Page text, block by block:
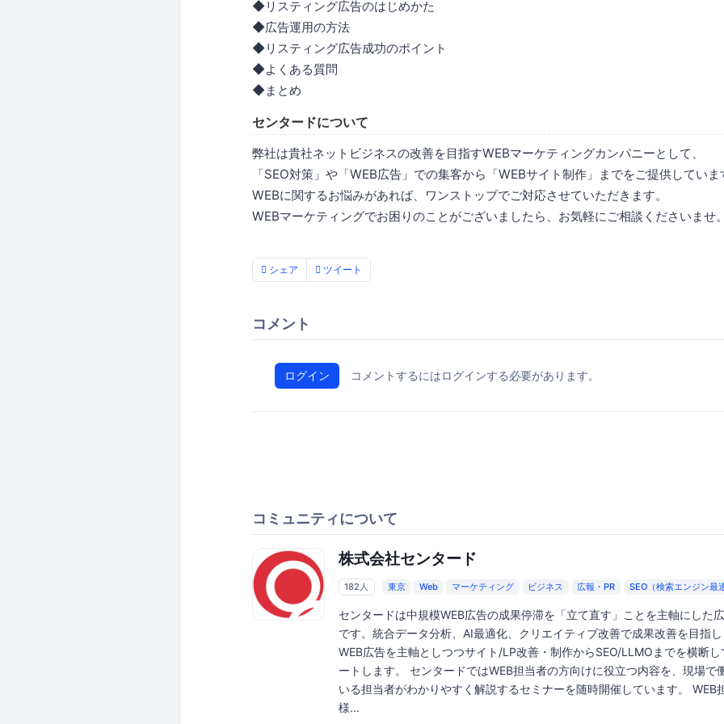
◆リスティング広告のはじめかた
◆広告運用の方法
◆リスティング広告成功のポイント
◆よくある質問
◆まとめ
センタードについて
弊社は貴社ネットビジネスの改善を目指すWEBマーケティングカンパニーとして、
「SEO対策」や「WEB広告」での集客から「WEBサイト制作」までをご提供していま
WEBに関するお悩みがあれば、ワンストップでご対応させていただきます。
WEBマーケティングでお困りのことがございましたら、お気軽にご相談くださいませ
シェア ツイート
コメント
ログイン コメントするにはログインする必要があります。
コミュニティについて
株式会社センタード
182人 東京 Web マーケティング ビジネス 広報・PR SEO（検索エンジン最
センタードは中規模WEB広告の成果停滞を「立て直す」ことを主軸にした
です。統合データ分析、AI最適化、クリエイティブ改善で成果改善を目指
WEB広告を主軸としつつサイト/LP改善・制作からSEO/LLMOまでを横断し
ートします。 センタードではWEB担当者の方向けに役立つ内容を、現場で
いる担当者がわかりやすく解説するセミナーを随時開催しています。 WEB
様...